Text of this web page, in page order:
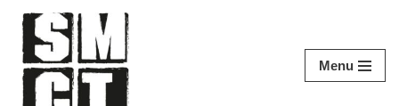
Zum
Inhalt
springen
Menu